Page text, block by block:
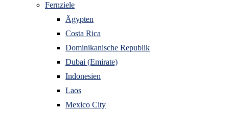
Fernziele
Ägypten
Costa Rica
Dominikanische Republik
Dubai (Emirate)
Indonesien
Laos
Mexico City